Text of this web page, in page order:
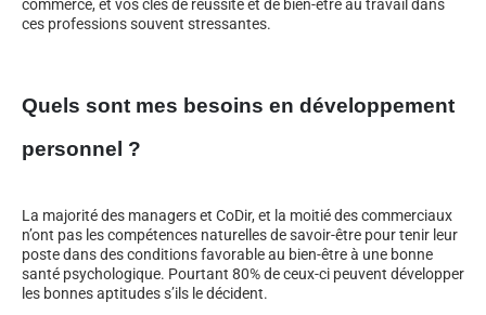
commerce, et vos clés de réussite et de bien-être au travail dans
ces professions souvent stressantes.
Quels sont mes besoins en développement
personnel ?
La majorité des managers et CoDir, et la moitié des commerciaux
n’ont pas les compétences naturelles de savoir-être pour tenir leur
poste dans des conditions favorable au bien-être à une bonne
santé psychologique. Pourtant 80% de ceux-ci peuvent développer
les bonnes aptitudes s’ils le décident.